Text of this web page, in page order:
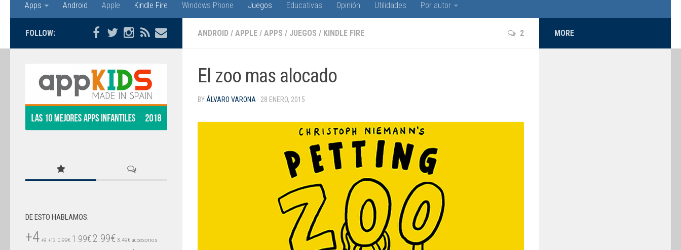
Apps Android Apple Kindle Fire Windows Phone Juegos Educativas Opinión Utilidades Por autor
ANDROID / APPLE / APPS / JUEGOS / KINDLE FIRE 2
El zoo mas alocado
BY ÁLVARO VARONA · 28 ENERO, 2015
FOLLOW:
DE ESTO HABLAMOS:
+4 +9 +12 0.99€ 1.99€ 2.99€ 3.49€ accesorios
MORE